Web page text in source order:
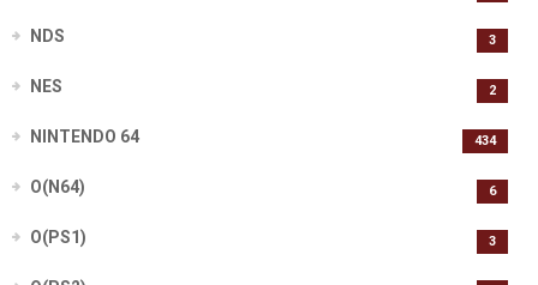
NDS 3
NES 2
NINTENDO 64 434
O(N64) 6
O(PS1) 3